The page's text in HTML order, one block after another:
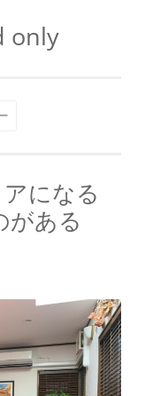
only
アになる
がある